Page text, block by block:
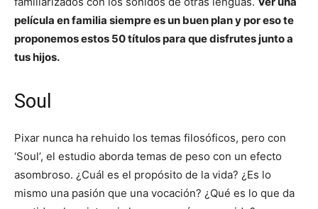
película en familia siempre es un buen plan y por eso te
proponemos estos 50 títulos para que disfrutes junto a
tus hijos.
Soul
Pixar nunca ha rehuido los temas filosóficos, pero con
‘Soul’, el estudio aborda temas de peso con un efecto
asombroso. ¿Cuál es el propósito de la vida? ¿Es lo
mismo una pasión que una vocación? ¿Qué es lo que da